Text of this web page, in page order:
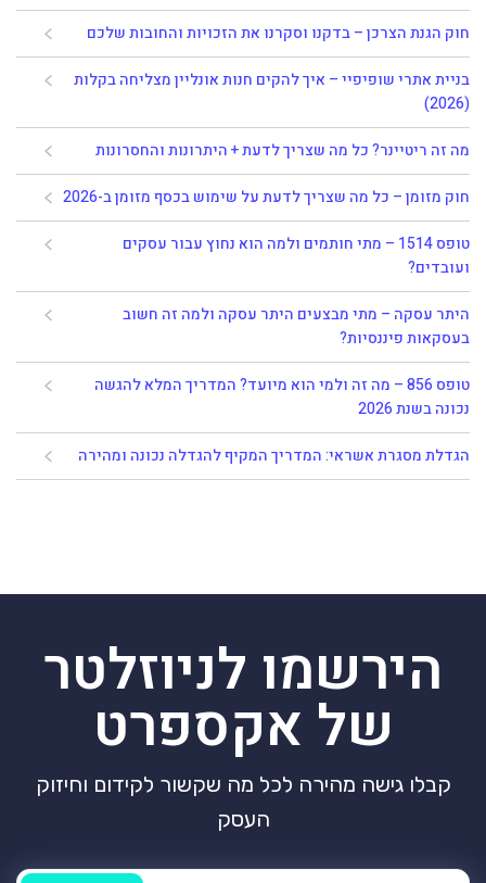
חוק הגנת הצרכן – בדקנו וסקרנו את הזכויות והחובות שלכם
בניית אתרי שופיפיי – איך להקים חנות אונליין מצליחה בקלות
(2026)
מה זה ריטיינר? כל מה שצריך לדעת + היתרונות והחסרונות
חוק מזומן – כל מה שצריך לדעת על שימוש בכסף מזומן ב-2026
טופס 1514 – מתי חותמים ולמה הוא נחוץ עבור עסקים
ועובדים?
היתר עסקה – מתי מבצעים היתר עסקה ולמה זה חשוב
בעסקאות פיננסיות?
טופס 856 – מה זה ולמי הוא מיועד? המדריך המלא להגשה
נכונה בשנת 2026
הגדלת מסגרת אשראי: המדריך המקיף להגדלה נכונה ומהירה
הירשמו לניוזלטר
של אקספרט
קבלו גישה מהירה לכל מה שקשור לקידום וחיזוק
העסק